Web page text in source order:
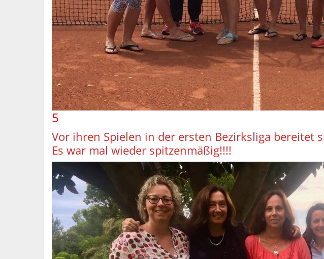
5
Vor ihren Spielen in der ersten Bezirksliga bereitet
Es war mal wieder spitzenmäßig!!!!